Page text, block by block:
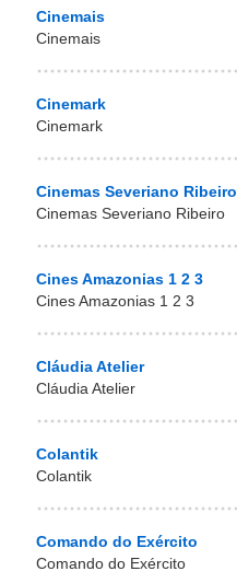
Cinemais
Cinemais
Cinemark
Cinemark
Cinemas Severiano Ribeiro
Cinemas Severiano Ribeiro
Cines Amazonias 1 2 3
Cines Amazonias 1 2 3
Cláudia Atelier
Cláudia Atelier
Colantik
Colantik
Comando do Exército
Comando do Exército